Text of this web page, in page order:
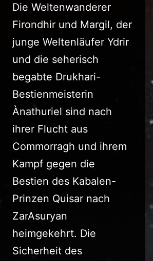
Die Weltenwanderer
Firondhir und Margil, der
junge Weltenläufer Ydrir
und die seherisch
begabte Drukhari-
Bestienmeisterin
Ànathuriel sind nach
ihrer Flucht aus
Commorragh und ihrem
Kampf gegen die
Bestien des Kabalen-
Prinzen Quisar nach
ZarAsuryan
heimgekehrt. Die
Sicherheit des